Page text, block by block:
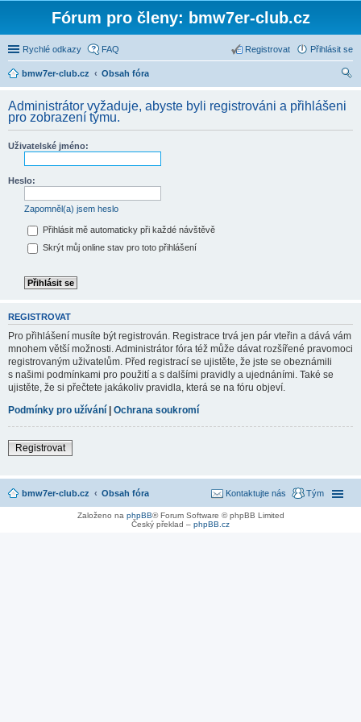
Fórum pro členy: bmw7er-club.cz
Rychlé odkazy FAQ Přihlásit se
Registrovat
bmw7er-club.cz
Obsah fóra
Administrátor vyžaduje, abyste byli registrováni a přihlášeni
pro zobrazení týmu.
Uživatelské jméno:
Heslo:
Zapomněl(a) jsem heslo
Přihlásit mě automaticky při každé návštěvě
Skrýt můj online stav pro toto přihlášení
REGISTROVAT
Pro přihlášení musíte být registrován. Registrace trvá jen pár vteřin a dává vám
mnohem větší možnosti. Administrátor fóra též může dávat rozšířené pravomoci
registrovaným uživatelům. Před registrací se ujistěte, že jste se obeznámili
s našimi podmínkami pro použití a s dalšími pravidly a ujednáními. Také se
ujistěte, že si přečtete jakákoliv pravidla, která se na fóru objeví.
Podmínky pro užívání | Ochrana soukromí
Registrovat
bmw7er-club.cz Obsah fóra Tým
Kontaktujte nás
Založeno na phpBB® Forum Software © phpBB Limited
Český překlad – phpBB.cz